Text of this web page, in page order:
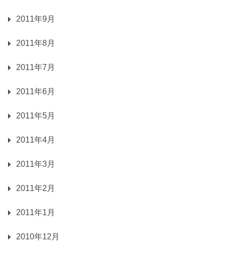
2011年9月
2011年8月
2011年7月
2011年6月
2011年5月
2011年4月
2011年3月
2011年2月
2011年1月
2010年12月